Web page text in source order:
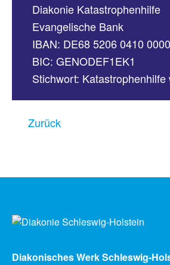
Diakonie Katastrophenhilfe
Evangelische Bank
IBAN: DE68 5206 0410
BIC: GENODEF1EK1
Stichwort: Katastrophenhilfe
Zurück
Diakonisches Werk Schleswig-